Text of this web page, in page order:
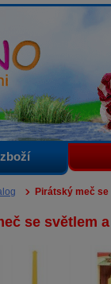
Pirátský meč
se světlem